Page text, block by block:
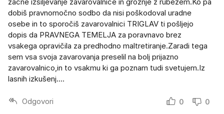
dobiš pravnomočno sodbo da nisi poškodoval uradne
osebe in to sporočiš zavarovalnici TRIGLAV ti pošljejo
dopis da PRAVNEGA TEMELJA za poravnavo brez
vsakega opravičila za predhodno maltretiranje.Zaradi tega
sem vsa svoja zavarovanja preselil na bolj prijazno
zavarovalnico,in to vsakmu ki ga poznam tudi svetujem.Iz
lasnih izkušenj....
Odgovori 0 0